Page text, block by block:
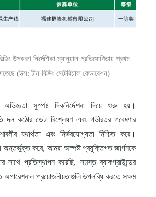
উপকরণ নির্দেশিকা ম্যানুয়াল প্রতিযোগিতায় প্রথম
(উত্স: চীন বিল্ডিং মেটেরিয়াল ফেডারেশন)
অভিজ্ঞতা সুস্পষ্ট দিকনির্দেশনা দিয়ে শুরু হয়।
দল কঠোর ডেটা বিশ্লেষণ এবং গভীরতর গবেষণার
যথার্থতা এবং নির্ভরযোগ্যতা নিশ্চিত করে।
অন্তর্ভুক্ত করে, আমরা অস্পষ্ট প্রযুক্তিগত জার্গনকে
সাথে প্রতিস্থাপন করেছি, সমস্ত ব্যাকগ্রাউন্ডের
অপারেশনাল প্রয়োজনীয়তাগুলি উপলব্ধি করতে সক্ষম